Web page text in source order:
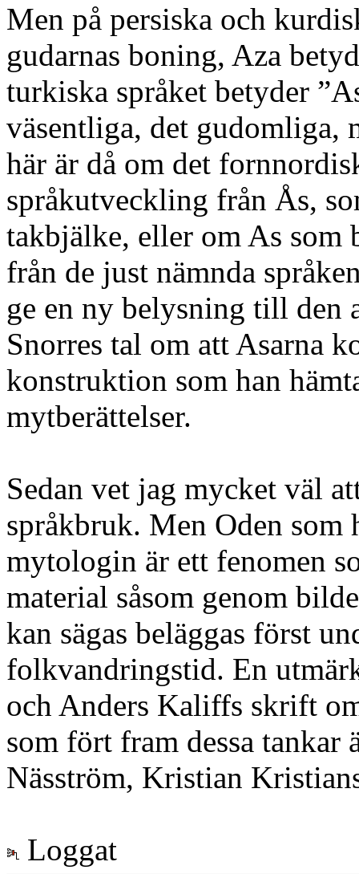
Men på persiska och
gudarnas boning, Aza
turkiska språket betyder
väsentliga, det gudomliga,
här är då om det
språkutveckling från Ås,
takbjälke, eller om As som
från de just nämnda
ge en ny belysning till den
Snorres tal om att Asarna
konstruktion som han
mytberättelser.
Sedan vet jag mycket väl
språkbruk. Men Oden
mytologin är ett fenomen
material såsom genom
kan sägas beläggas först
folkvandringstid. En
och Anders Kaliffs skrift
som fört fram dessa
Näsström, Kristian
Loggat